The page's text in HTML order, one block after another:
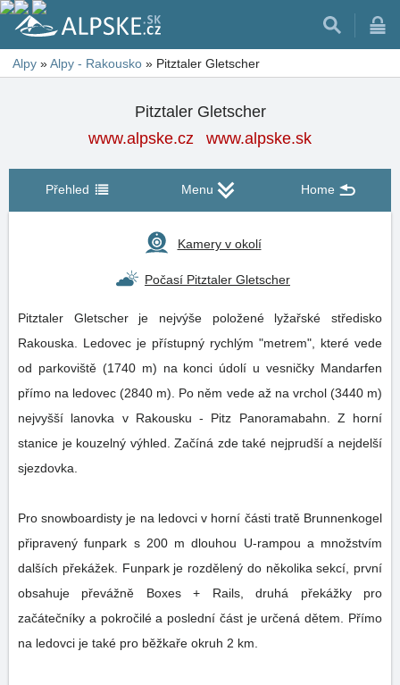
Alpy »Alpy - Rakousko » Pitztaler Gletscher
Pitztaler Gletscher
www.alpske.cz
www.alpske.sk
Přehled Menu Home
Kamery v okolí
Počasí Pitztaler Gletscher
Pitztaler Gletscher je nejvýše položené lyžařské středisko
Rakouska. Ledovec je přístupný rychlým "metrem", které vede
od parkoviště (1740 m) na konci údolí u vesničky Mandarfen
přímo na ledovec (2840 m). Po něm vede až na vrchol (3440 m)
nejvyšší lanovka v Rakousku - Pitz Panoramabahn. Z horní
stanice je kouzelný výhled. Začíná zde také nejprudší a nejdelší
sjezdovka.
Pro snowboardisty je na ledovci v horní části tratě Brunnenkogel
připravený funpark s 200 m dlouhou U-rampou a množstvím
dalších překážek. Funpark je rozdělený do několika sekcí, první
obsahuje převážně Boxes + Rails, druhá překážky pro
začátečníky a pokročilé a poslední část je určená dětem. Přímo
na ledovci je také pro běžkaře okruh 2 km.